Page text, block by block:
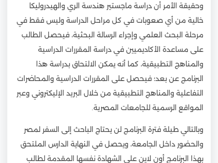
وحقيقة الأمر أن دراسة ماجستير هندسة الري والهيدروليكا
خالية من أي صعوبات في كل مراحل الدراسة وليس فقط في
مرحلة البحث العلمي وإجراء الرسالة البحثية، فيحصل الطالب
على مساعدة الأكاديميين في دراسة المقررات الدراسية
والمناهج التطبيقية، كما أنه يمكن الالتحاق بدراسة هذا
البرنامج عن بعد؛ فيحصل على المقررات الدراسية والمحاضرات
التفاعلية والمناهج التطبيقية من خلال البريد الإليكتروني وعبر
المواقع الرسمية للجامعات المصرية.
وبالتالي طيلة فترة البرنامج لن يحتاج الباحث إلى السفر لمصر
والحضور داخل الجامعة، ويحصل في النهاية الدارس الملتحق
بهذا البرنامج أون لاين على الشهادة نفسها المقدمة لطالب